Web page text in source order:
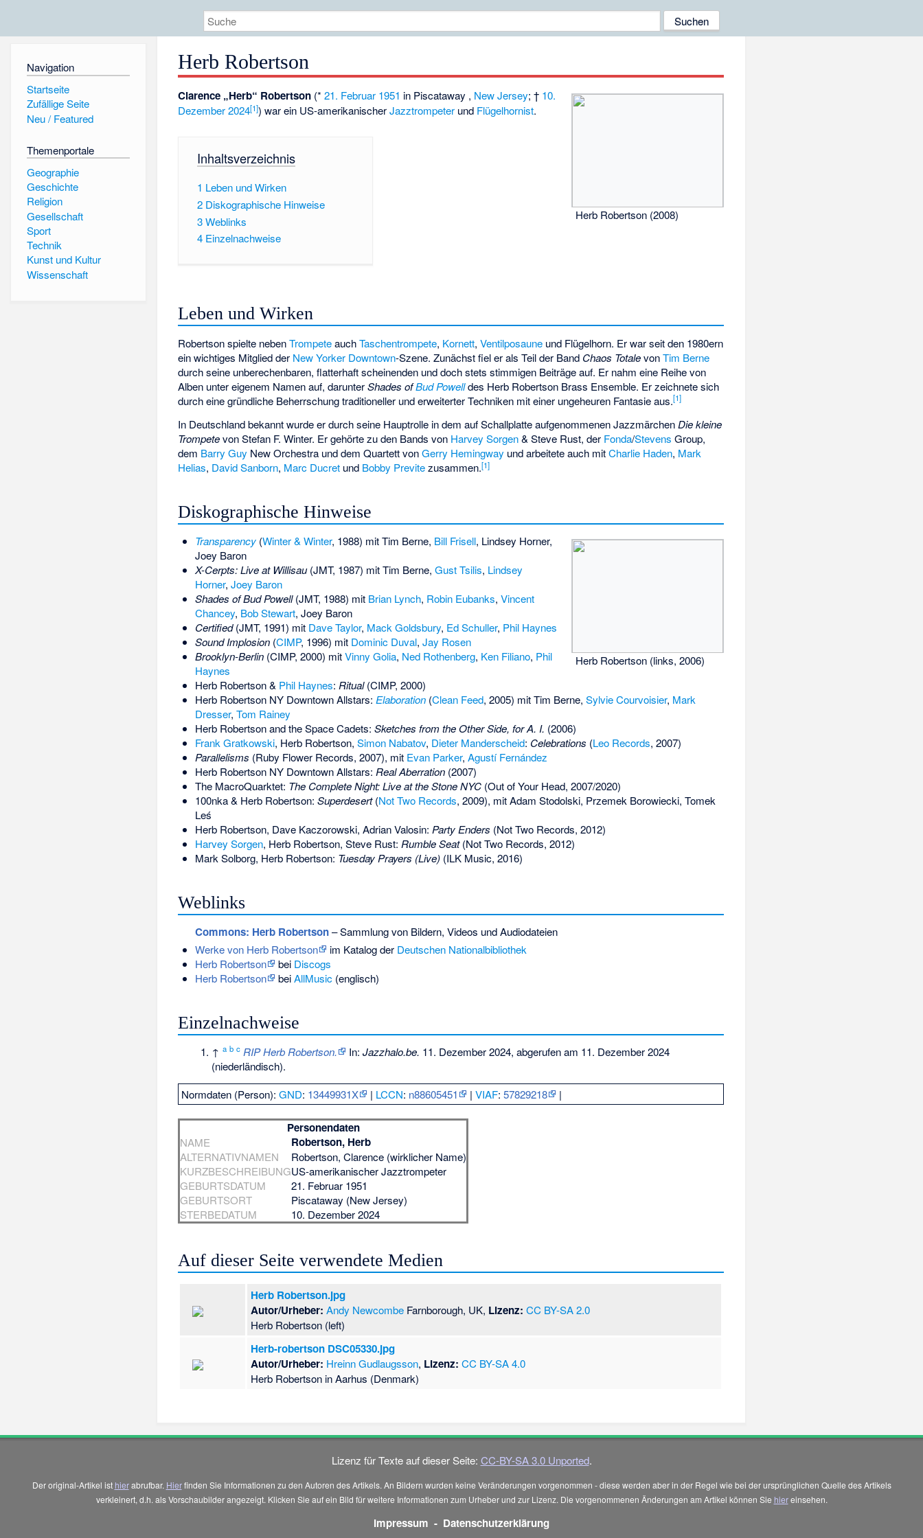
Navigation
Startseite
Zufällige Seite
Neu / Featured
Themenportale
Geographie
Geschichte
Religion
Gesellschaft
Sport
Technik
Kunst und Kultur
Wissenschaft
Herb Robertson
Herb Robertson (2008)
Clarence „Herb“ Robertson (*21. Februar 1951 in Piscataway , New Jersey; † 10.
Dezember 2024[1]) war ein US-amerikanischerJazztrompeter und Flügelhornist.
Inhaltsverzeichnis
1 Leben und Wirken
2 Diskographische Hinweise
3Weblinks
4 Einzelnachweise
Leben und Wirken
Robertson spielte nebenTrompeteauchTaschentrompete, Kornett,Ventilposaune und Flügelhorn. Er war seit den 1980ern
ein wichtiges Mitglied der New Yorker Downtown-Szene. Zunächst fiel er als Teil der Band Chaos TotalevonTim Berne
durch seine unberechenbaren, flatterhaft scheinenden und doch stets stimmigen Beiträge auf. Er nahm eine Reihe von
Alben unter eigenem Namen auf, darunterShades ofBud Powelldes Herb Robertson Brass Ensemble. Er zeichnete sich
durch eine gründliche Beherrschung traditioneller und erweiterter Techniken mit einer ungeheuren Fantasie aus.[1]
In Deutschland bekannt wurde er durch seine Hauptrolle in dem auf Schallplatte aufgenommenen JazzmärchenDie kleine
Trompetevon Stefan F. Winter. Er gehörte zu den Bands von Harvey Sorgen&Steve Rust, der Fonda/Stevens Group,
dem Barry Guy New Orchestra und dem Quartett vonGerry Hemingway und arbeitete auch mitCharlie Haden, Mark
Helias, David Sanborn, Marc Ducret und Bobby Previtezusammen.[1]
Diskographische Hinweise
Herb Robertson (links, 2006)
Transparency(Winter & Winter, 1988) mit Tim Berne, Bill Frisell, Lindsey Horner,
Joey Baron
X-Cerpts: Live at Willisau(JMT, 1987) mit Tim Berne, Gust Tsilis, Lindsey
Horner, Joey Baron
Shades of Bud Powell(JMT, 1988) mit Brian Lynch, Robin Eubanks, Vincent
Chancey, Bob Stewart, Joey Baron
Certified(JMT, 1991) mit Dave Taylor, Mack Goldsbury, Ed Schuller, Phil Haynes
Sound Implosion(CIMP, 1996) mit Dominic Duval, Jay Rosen
Brooklyn-Berlin(CIMP, 2000) mitVinny Golia, Ned Rothenberg, Ken Filiano, Phil
Haynes
Herb Robertson & Phil Haynes: Ritual(CIMP, 2000)
Herb Robertson NY Downtown Allstars: Elaboration(Clean Feed, 2005) mit Tim Berne, Sylvie Courvoisier, Mark
Dresser, Tom Rainey
Herb Robertson and the Space Cadets: Sketches from the Other Side, for A. I. (2006)
Frank Gratkowski, Herb Robertson, Simon Nabatov, Dieter Manderscheid: Celebrations (Leo Records, 2007)
Parallelisms (Ruby Flower Records, 2007), mit Evan Parker, Agustí Fernández
Herb Robertson NY Downtown Allstars: Real Aberration(2007)
The MacroQuarktet: The Complete Night: Live at the Stone NYC(Out of Your Head, 2007/2020)
100nka & Herb Robertson: Superdesert(Not Two Records, 2009), mitAdam Stodolski, Przemek Borowiecki, Tomek
Leś
Herb Robertson, Dave Kaczorowski, Adrian Valosin: Party Enders (Not Two Records, 2012)
Harvey Sorgen, Herb Robertson, Steve Rust: Rumble Seat(Not Two Records, 2012)
Mark Solborg, Herb Robertson: Tuesday Prayers (Live)(ILK Music, 2016)
Weblinks
Commons: Herb Robertson– Sammlung von Bildern, Videos und Audiodateien
Werke von Herb Robertson
im Katalog der Deutschen Nationalbibliothek
Herb Robertson
bei Discogs
Herb Robertson
beiAllMusic(englisch)
Einzelnachweise
↑ a b c RIP Herb Robertson. In: Jazzhalo.be. 11. Dezember 2024, abgerufen am 11. Dezember 2024
(niederländisch).
Normdaten (Person):GND: 13449931X | LCCN: n88605451 |VIAF:57829218 |
Personendaten
NAME Robertson, Herb
ALTERNATIVNAMEN
Robertson, Clarence (wirklicher Name)
KURZBESCHREIBUNGUS-amerikanischer Jazztrompeter
GEBURTSDATUM
21. Februar 1951
GEBURTSORT
Piscataway (New Jersey)
STERBEDATUM
10. Dezember 2024
Auf dieser Seite verwendete Medien
Herb Robertson.jpg
Autor/Urheber: Andy Newcombe Farnborough, UK, Lizenz: CC BY-SA 2.0
Herb Robertson (left)
Herb-robertson DSC05330.jpg
Autor/Urheber: Hreinn Gudlaugsson, Lizenz: CC BY-SA 4.0
Herb Robertson in Aarhus (Denmark)
Lizenz für Texte auf dieser Seite: CC-BY-SA 3.0 Unported.
Der original-Artikel ist hierabrufbar. Hierfinden Sie Informationen zu den Autoren des Artikels. An Bildern wurden keine Veränderungen vorgenommen - diese werden aber in der Regel wie bei der ursprünglichen Quelle des Artikels
verkleinert, d.h. als Vorschaubilder angezeigt. Klicken Sie auf ein Bild für weitere Informationen zum Urheber und zur Lizenz. Die vorgenommenen Änderungen am Artikel können Sie hiereinsehen.
Impressum - Datenschutzerklärung